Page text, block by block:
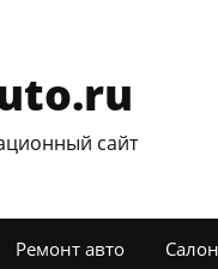
сайт
Ремонт авто